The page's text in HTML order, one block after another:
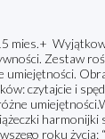
mies.+
Zestaw
umiejętności.
czytajcie i
roku życia: